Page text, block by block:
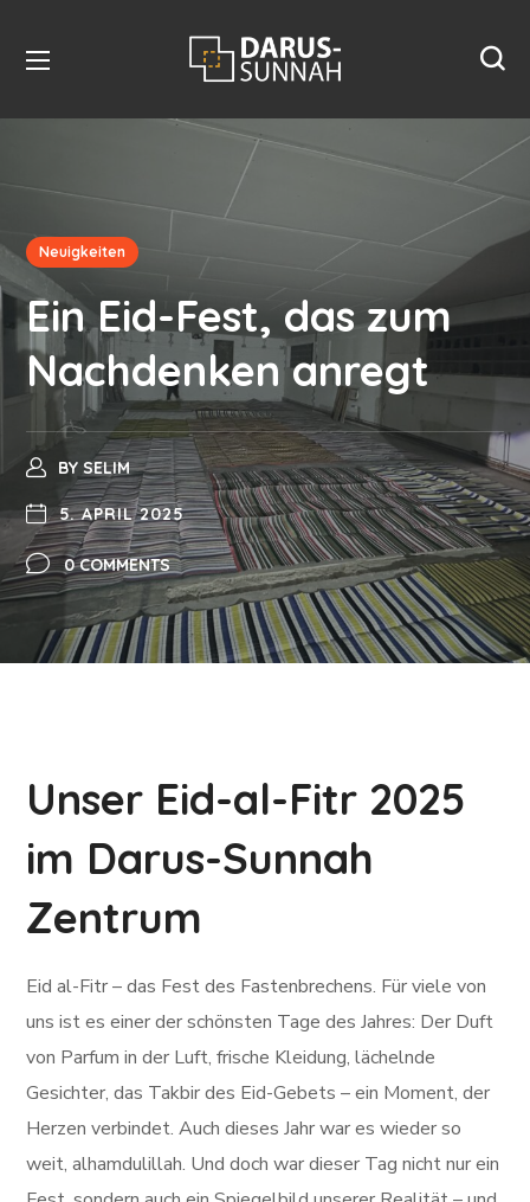
Neuigkeiten
Ein Eid-Fest, das zum
Nachdenken anregt
BY SELIM
5. APRIL 2025
0 COMMENTS
Unser Eid-al-Fitr 2025
im Darus-Sunnah
Zentrum
Eid al-Fitr – das Fest des Fastenbrechens. Für viele von
uns ist es einer der schönsten Tage des Jahres: Der Duft
von Parfum in der Luft, frische Kleidung, lächelnde
Gesichter, das Takbir des Eid-Gebets – ein Moment, der
Herzen verbindet. Auch dieses Jahr war es wieder so
weit, alhamdulillah. Und doch war dieser Tag nicht nur ein